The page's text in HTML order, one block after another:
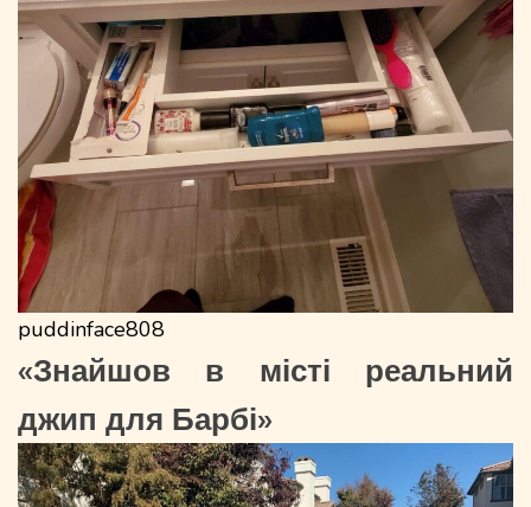
puddinface808
«Знайшов в місті реальний
джип для Барбі»